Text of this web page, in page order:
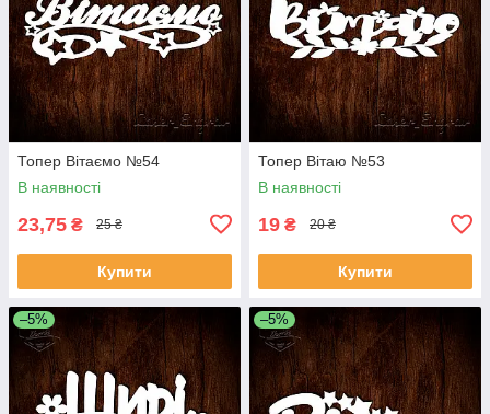
Топер Вітаємо №54
В наявності
23,75 ₴ 25 ₴
Купити
Топер Вітаю №53
В наявності
19 ₴ 20 ₴
Купити
–5% –5%